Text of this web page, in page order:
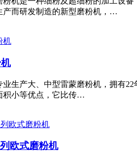
产而研发制造的新型磨粉机，…
业生产大、中型雷蒙磨粉机，拥有
积小等优点，它比传…
欧式磨粉机